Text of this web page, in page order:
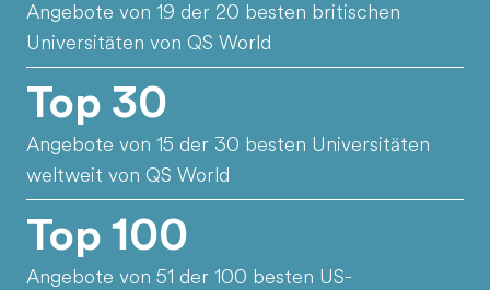
Angebote von 19 der 20 besten britischen
Universitäten von QS World
Top 30
Angebote von 15 der 30 besten Universitäten
weltweit von QS World
Top 100
Angebote von 51 der 100 besten US-